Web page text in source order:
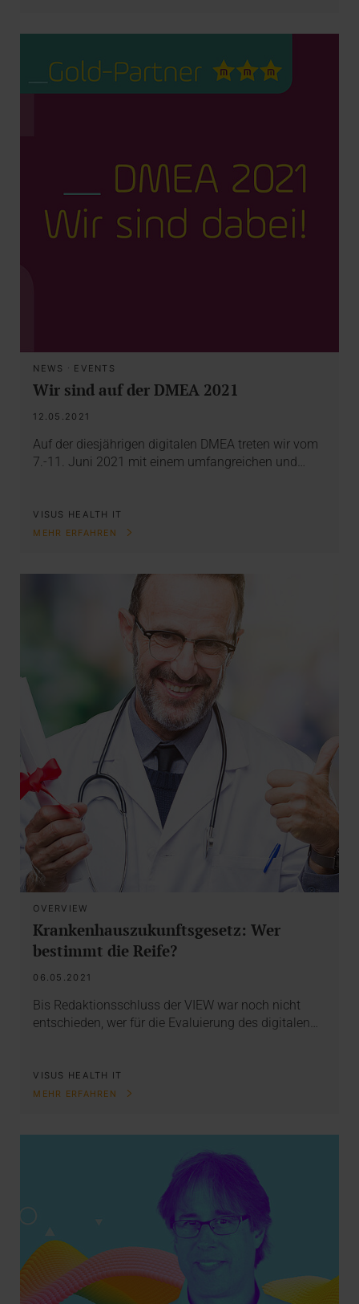
NEWS · EVENTS
Wir sind auf der DMEA 2021
12.05.2021
Auf der diesjährigen digitalen DMEA treten wir vom
7.-11. Juni 2021 mit einem umfangreichen und…
VISUS HEALTH IT
MEHR ERFAHREN
OVERVIEW
Krankenhauszukunftsgesetz: Wer
bestimmt die Reife?
06.05.2021
Bis Redaktionsschluss der VIEW war noch nicht
entschieden, wer für die Evaluierung des digitalen…
VISUS HEALTH IT
MEHR ERFAHREN